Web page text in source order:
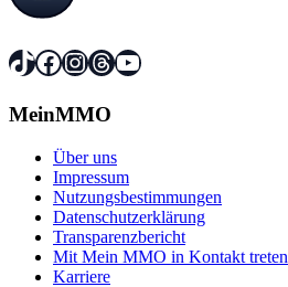
TikTok
Facebook
Instagram
Threads
YouTube
MeinMMO
Über uns
Impressum
Nutzungsbestimmungen
Datenschutzerklärung
Transparenzbericht
Mit Mein MMO in Kontakt treten
Karriere